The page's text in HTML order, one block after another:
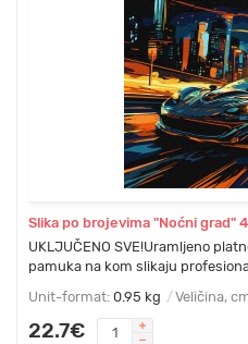
Slika po brojevima "Noćni grad"
UKLJUČENO SVE!Uramljeno
pamuka na kom slikaju
Unit-format: 0.95 kg Veličina,
22.7€